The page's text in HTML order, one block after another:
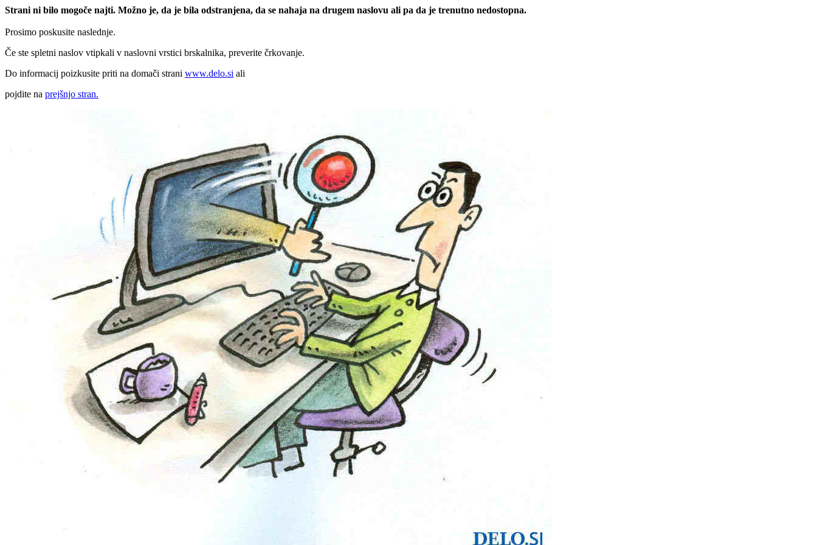
Strani ni bilo mogoče najti. Možno je, da je bila odstranjena, da se nahaja na drugem naslovu ali pa da je trenutno nedostopna.
Prosimo poskusite naslednje.
Če ste spletni naslov vtipkali v naslovni vrstici brskalnika, preverite črkovanje.
Do informacij poizkusite priti na domači strani www.delo.si ali
pojdite na prejšnjo stran.